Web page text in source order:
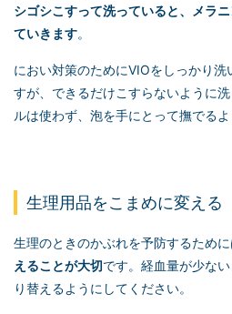
シゴシこすって洗っていると、メラ
ていきます。
におい対策のためにVIOをしっかり洗
すが、できるだけこすらないように
ルは使わず、泡を手にとって撫でる
生理用品をこまめに変える
生理のときのかぶれを予防するために
えることが大切です。経血量が少な
り替えるようにしてください。